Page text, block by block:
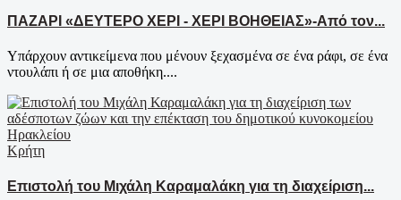
ΠΑΖΑΡΙ «ΔΕΥΤΕΡΟ ΧΕΡΙ - ΧΕΡΙ ΒΟΗΘΕΙΑΣ»-Από τον...
Υπάρχουν αντικείμενα που μένουν ξεχασμένα σε ένα ράφι, σε ένα
ντουλάπι ή σε μια αποθήκη....
Κρήτη
Επιστολή του Μιχάλη Καραμαλάκη για τη διαχείριση...